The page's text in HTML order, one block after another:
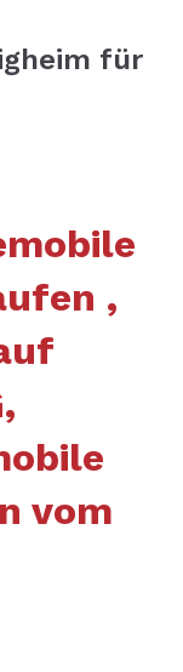
für
,
vom